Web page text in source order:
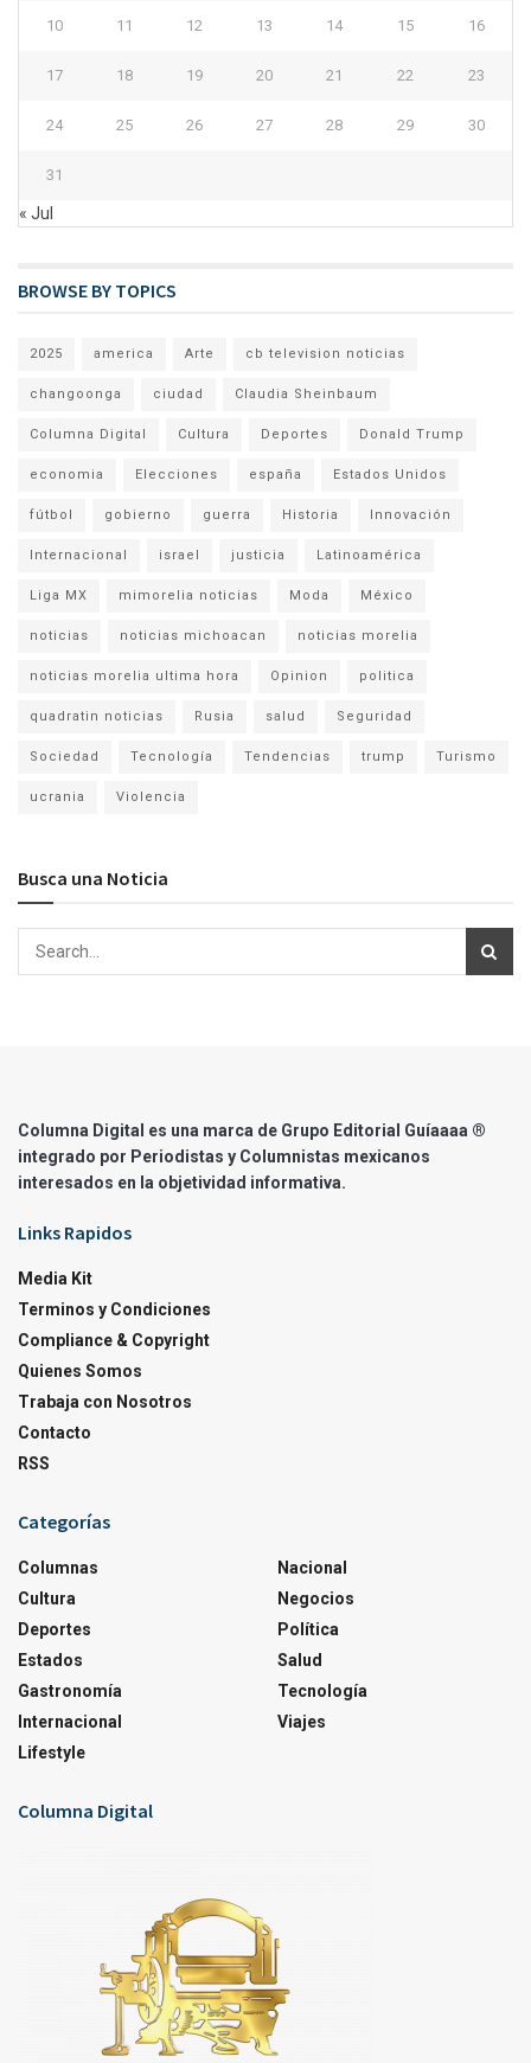
10 11 12 13 14 15 16
17 18 19 20 21 22 23
24 25 26 27 28 29 30
31
« Jul
BROWSE BY TOPICS
2025 america Arte cb television noticias
changoonga ciudad Claudia Sheinbaum
Columna Digital Cultura Deportes Donald Trump
economia Elecciones españa Estados Unidos
fútbol gobierno guerra Historia Innovación
Internacional israel justicia Latinoamérica
Liga MX mimorelia noticias Moda México
noticias noticias michoacan noticias morelia
noticias morelia ultima hora Opinion politica
quadratin noticias Rusia salud Seguridad
Sociedad Tecnología Tendencias trump Turismo
ucrania Violencia
Busca una Noticia
Columna Digital es una marca de Grupo Editorial Guíaaaa ®
integrado por Periodistas y Columnistas mexicanos
interesados en la objetividad informativa.
Links Rapidos
Media Kit
Terminos y Condiciones
Compliance & Copyright
Quienes Somos
Trabaja con Nosotros
Contacto
RSS
Categorías
Columnas
Cultura
Deportes
Estados
Gastronomía
Internacional
Lifestyle
Nacional
Negocios
Política
Salud
Tecnología
Viajes
Columna Digital